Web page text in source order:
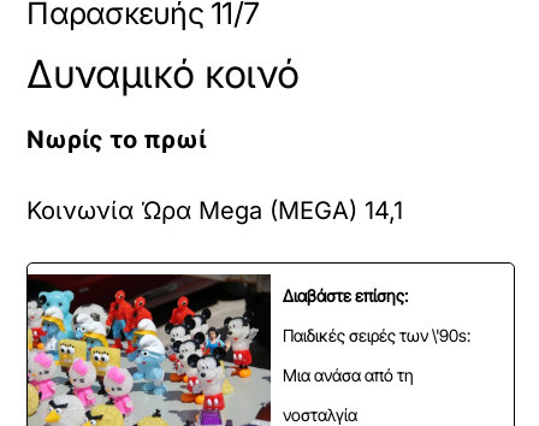
Παρασκευής 11/7
Δυναμικό κοινό
Νωρίς το πρωί
Κοινωνία Ώρα Mega (MEGA) 14,1
Διαβάστε επίσης:
Παιδικές σειρές των \'90s:
Μια ανάσα από τη
νοσταλγία